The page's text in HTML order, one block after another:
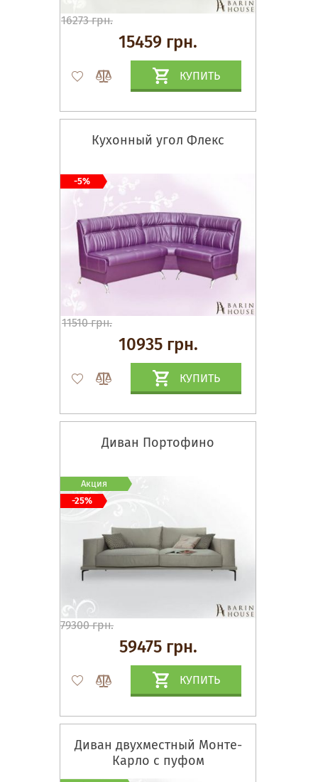
16273 грн.
15459 грн.
КУПИТЬ
Кухонный угол Флекс
11510 грн.
10935 грн.
КУПИТЬ
-5%
Диван Портофино
79300 грн.
59475 грн.
КУПИТЬ
Акция
-25%
Диван двухместный Монте-
Карло с пуфом